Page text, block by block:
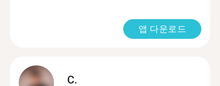
앱 다운로드
C.